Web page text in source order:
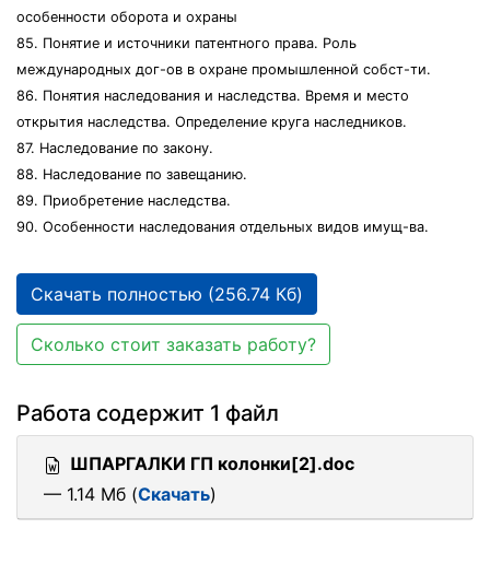
особенности оборота и охраны
85. Понятие и источники патентного права. Роль
международных дог-ов в охране промышленной собст-ти.
86. Понятия наследования и наследства. Время и место
открытия наследства. Определение круга наследников.
87. Наследование по закону.
88. Наследование по завещанию.
89. Приобретение наследства.
90. Особенности наследования отдельных видов имущ-ва.
Скачать полностью (256.74 Кб)
Сколько стоит заказать работу?
Работа содержит 1 файл
ШПАРГАЛКИ ГП колонки[2].doc
— 1.14 Мб (Скачать)